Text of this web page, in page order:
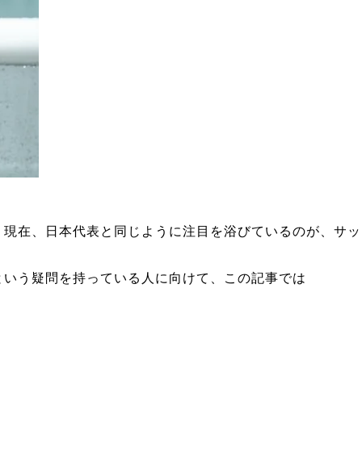
現在、日本代表と同じように注目を浴びているのが、サッ
う疑問を持っている人に向けて、この記事では